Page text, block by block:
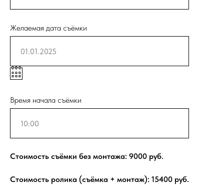
Желаемая дата съёмки
Время начала съёмки
Стоимость съёмки без монтажа: 9000 руб.
Стоимость ролика (съёмка + монтаж): 15400 руб.